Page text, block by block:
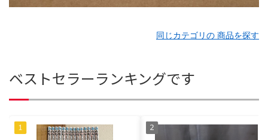
同じカテゴリの 商品を探す
ベストセラーランキングです